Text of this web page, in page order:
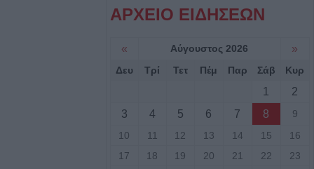
ΑΡΧΕΙΟ ΕΙΔΗΣΕΩΝ
« Αύγουστος 2026 »
Δευ Τρί Τετ Πέμ Παρ Σάβ Κυρ
1
2
3
4 5 6 7 8
9
10
11 12 13 14 15
16
17
18 19 20 21 22
23